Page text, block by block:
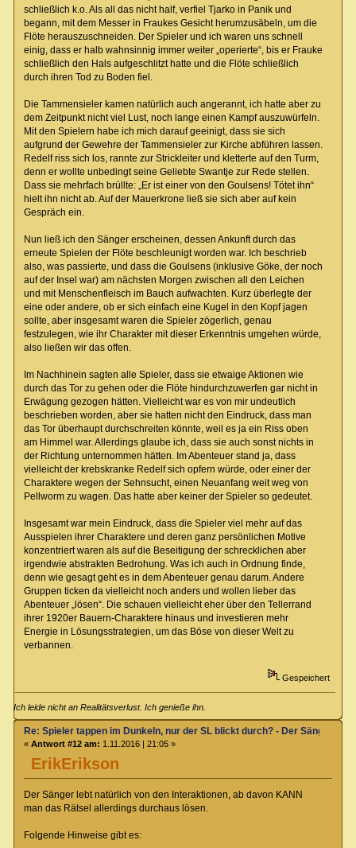
schließlich k.o. Als all das nicht half, verfiel Tjarko in Panik und
begann, mit dem Messer in Fraukes Gesicht herumzusäbeln, um die
Flöte herauszuschneiden. Der Spieler und ich waren uns schnell
einig, dass er halb wahnsinnig immer weiter „operierte“, bis er Frauke
schließlich den Hals aufgeschlitzt hatte und die Flöte schließlich
durch ihren Tod zu Boden fiel.
Die Tammensieler kamen natürlich auch angerannt, ich hatte aber zu
dem Zeitpunkt nicht viel Lust, noch lange einen Kampf auszuwürfeln.
Mit den Spielern habe ich mich darauf geeinigt, dass sie sich
aufgrund der Gewehre der Tammensieler zur Kirche abführen lassen.
Redelf riss sich los, rannte zur Strickleiter und kletterte auf den Turm,
denn er wollte unbedingt seine Geliebte Swantje zur Rede stellen.
Dass sie mehrfach brüllte: „Er ist einer von den Goulsens! Tötet ihn“
hielt ihn nicht ab. Auf der Mauerkrone ließ sie sich aber auf kein
Gespräch ein.
Nun ließ ich den Sänger erscheinen, dessen Ankunft durch das
erneute Spielen der Flöte beschleunigt worden war. Ich beschrieb
also, was passierte, und dass die Goulsens (inklusive Göke, der noch
auf der Insel war) am nächsten Morgen zwischen all den Leichen
und mit Menschenfleisch im Bauch aufwachten. Kurz überlegte der
eine oder andere, ob er sich einfach eine Kugel in den Kopf jagen
sollte, aber insgesamt waren die Spieler zögerlich, genau
festzulegen, wie ihr Charakter mit dieser Erkenntnis umgehen würde,
also ließen wir das offen.
Im Nachhinein sagten alle Spieler, dass sie etwaige Aktionen wie
durch das Tor zu gehen oder die Flöte hindurchzuwerfen gar nicht in
Erwägung gezogen hätten. Vielleicht war es von mir undeutlich
beschrieben worden, aber sie hatten nicht den Eindruck, dass man
das Tor überhaupt durchschreiten könnte, weil es ja ein Riss oben
am Himmel war. Allerdings glaube ich, dass sie auch sonst nichts in
der Richtung unternommen hätten. Im Abenteuer stand ja, dass
vielleicht der krebskranke Redelf sich opfern würde, oder einer der
Charaktere wegen der Sehnsucht, einen Neuanfang weit weg von
Pellworm zu wagen. Das hatte aber keiner der Spieler so gedeutet.
Insgesamt war mein Eindruck, dass die Spieler viel mehr auf das
Ausspielen ihrer Charaktere und deren ganz persönlichen Motive
konzentriert waren als auf die Beseitigung der schrecklichen aber
irgendwie abstrakten Bedrohung. Was ich auch in Ordnung finde,
denn wie gesagt geht es in dem Abenteuer genau darum. Andere
Gruppen ticken da vielleicht noch anders und wollen lieber das
Abenteuer „lösen“. Die schauen vielleicht eher über den Tellerrand
ihrer 1920er Bauern-Charaktere hinaus und investieren mehr
Energie in Lösungsstrategien, um das Böse von dieser Welt zu
verbannen.
Gespeichert
Ich leide nicht an Realitätsverlust. Ich genieße ihn.
ErikErikson
Re: Spieler tappen im Dunkeln, nur der SL blickt durch? - Der Sänger von
« Antwort #12 am: 1.11.2016 | 21:05 »
Der Sänger lebt natürlich von den Interaktionen, ab davon KANN
man das Rätsel allerdings durchaus lösen.
Folgende Hinweise gibt es: